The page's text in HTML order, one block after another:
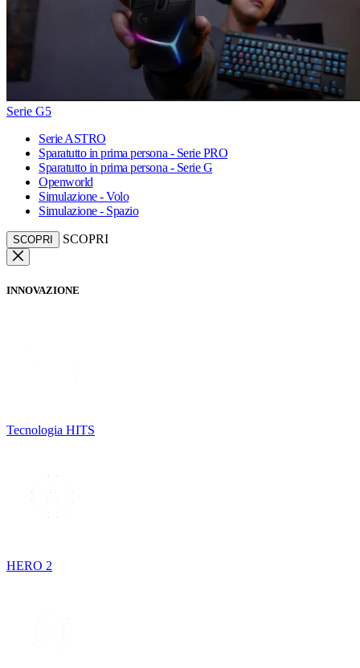
Serie G5
Serie ASTRO
Sparatutto in prima persona - Serie PRO
Sparatutto in prima persona - Serie G
Openworld
Simulazione - Volo
Simulazione - Spazio
SCOPRI SCOPRI
INNOVAZIONE
Tecnologia HITS
HERO 2